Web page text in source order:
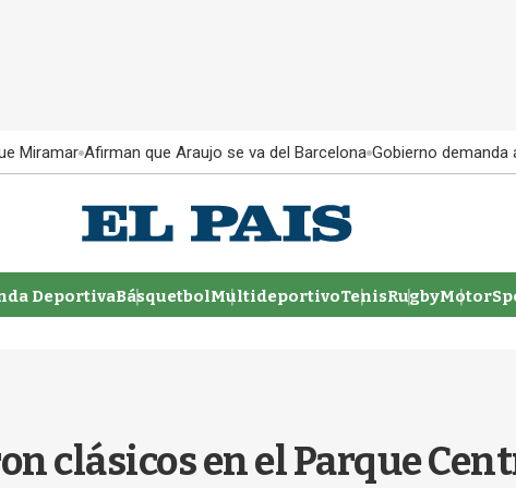
Miramar Afirman que Araujo se va del Barcelona Gobierno demanda
DeportivaBásquetbolMultideportivoTenisRugby
clásicos en el Parque